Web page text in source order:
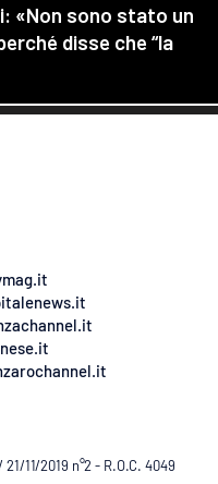
11/2019 n°2 - R.O.C. 4049